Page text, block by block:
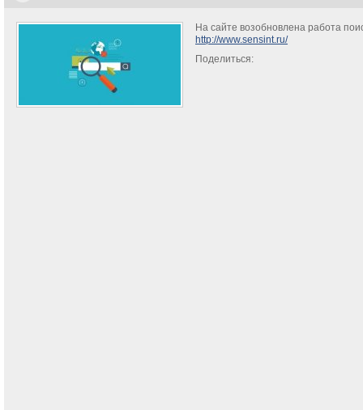
На сайте возобновлена работа
http://www.sensint.ru/
Поделиться: